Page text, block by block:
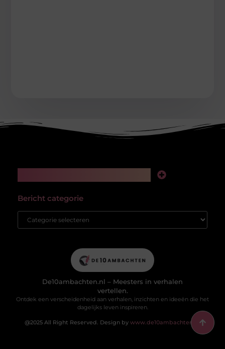
Bericht categorie
De10ambachten.nl – Meesters in verhalen
vertellen.
Ontdek een verscheidenheid aan verhalen, inzichten en ideeën die het
dagelijks leven inspireren.
@2025 All Right Reserved. Design by www.de10ambachten.nl.